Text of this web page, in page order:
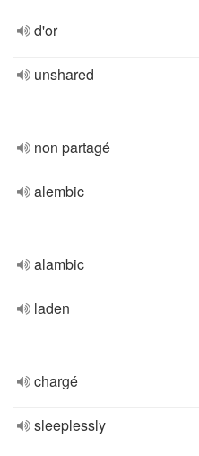
d'or
unshared
non partagé
alembic
alambic
laden
chargé
sleeplessly